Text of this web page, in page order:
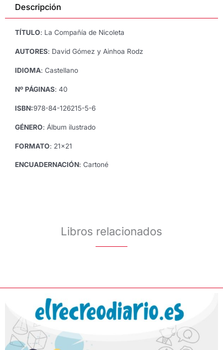
David
Gómez
Rodz
Descripción
TÍTULO: La Compañía de Nicoleta
AUTORES: David Gómez y Ainhoa Rodz
IDIOMA: Castellano
Nº PÁGINAS: 40
ISBN:978-84-126215-5-6
GÉNERO: Álbum ilustrado
FORMATO: 21×21
ENCUADERNACIÓN: Cartoné
Libros relacionados